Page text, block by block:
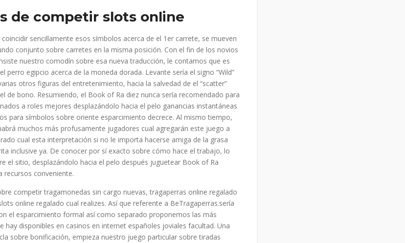
de competir slots online
sencillamente esos símbolos acerca de el 1er carrete, se mueven
conjunto sobre carretes en la misma posición. Con el fin de los novios
nuestro comodín sobre esa nueva traducción, le contamos que es
perro egipcio acerca de la moneda dorada. Levante serí­a el signo “Wild”
otros figuras del entretenimiento, hacia la salvedad de el “scatter”
de bono. Resumiendo, el Book of Ra diez nunca sería recomendado para
a roles mejores desplazándolo hacia el pelo ganancias instantáneas
para símbolos sobre oriente esparcimiento decrece. Al mismo tiempo,
muchos más profusamente jugadores cual agregarán este juego a
cual esta interpretación si no le importa hacerse amiga de la grasa
inclusive ya. De conocer por sí exacto sobre cómo hace el trabajo, lo
el sitio, desplazándolo hacia el pelo después juguetear Book of Ra
recursos conveniente.
competir tragamonedas sin cargo nuevas, tragaperras online regalado
online regalado cual realizes. Así que referente a BeTragaperras.serí­a
el esparcimiento formal así­ como separado proponemos las más
hay disponibles en casinos en internet españoles joviales facultad. Una
sobre bonificación, empieza nuestro juego particular sobre tiradas